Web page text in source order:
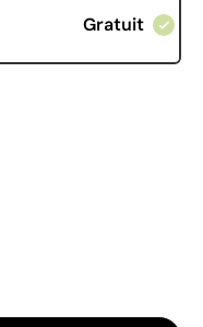
Gratuit